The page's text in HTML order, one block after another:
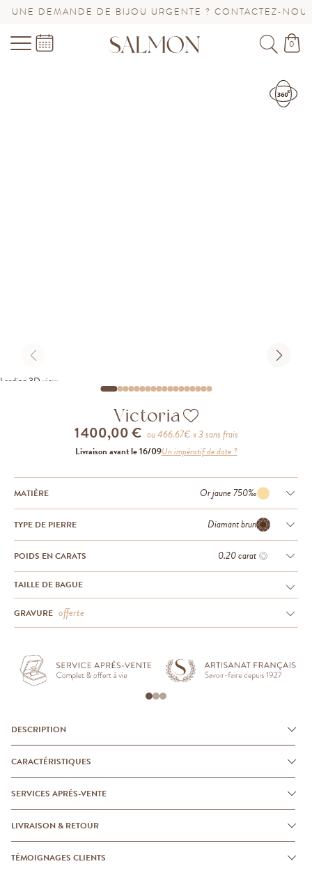
DEMANDE DE BIJOU URGENTE ? CONTACTEZ-NOUS !
0
Loading 3D view
Victoria
1 400,00 € ou466.67€ x 3 sans frais
Livraison avant le 16/09Un impératif de date ?
MATIÈRE Or jaune 750‰
TYPE DE PIERRE Diamant brun
POIDS EN CARATS 0.20 carat
TAILLE DE BAGUE
GRAVURE offerte
DESCRIPTION
CARACTÉRISTIQUES
SERVICES APRÈS-VENTE
LIVRAISON & RETOUR
TÉMOIGNAGES CLIENTS